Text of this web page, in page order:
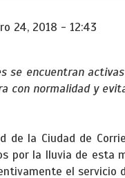
24, 2018 - 12:43
se encuentran
con normalidad y
de la Ciudad de
por la lluvia de esta
el servicio